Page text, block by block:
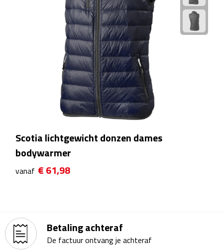
Beurs & Evenementen
Naambadges & naamkaarthouders
Stickers
Visitekaartjes
Bureauklokken
Scotia lichtgewicht donzen dames
bodywarmer
vanaf € 61,98
Betaling achteraf
De factuur ontvang je achteraf